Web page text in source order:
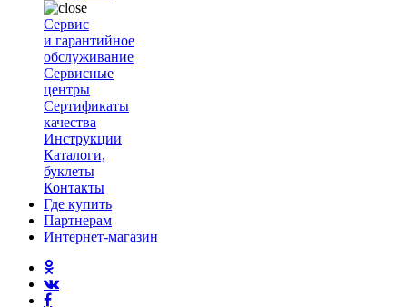
Сервис
и гарантийное
обслуживание
Сервисные
центры
Сертификаты
качества
Инструкции
Каталоги,
буклеты
Контакты
Где купить
Партнерам
Интернет-магазин